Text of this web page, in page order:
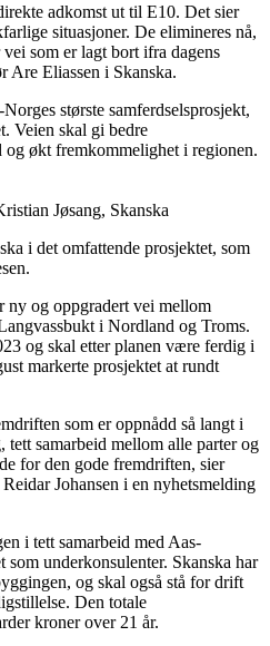
adkomst ut til E10. Det sier
situasjoner. De elimineres nå,
som er lagt bort ifra dagens
Are Eliassen i Skanska.
største samferdselsprosjekt,
Veien skal gi bedre
økt fremkommelighet i regionen.
Jøsang, Skanska
i det omfattende prosjektet, som
ny og oppgradert vei mellom
i Nordland og Troms.
og skal etter planen være ferdig i
markerte prosjektet at rundt
som er oppnådd så langt i
samarbeid mellom alle parter og
for den gode fremdriften, sier
Johansen i en nyhetsmelding
i tett samarbeid med Aas-
underkonsulenter. Skanska har
og skal også stå for drift
Den totale
kroner over 21 år.